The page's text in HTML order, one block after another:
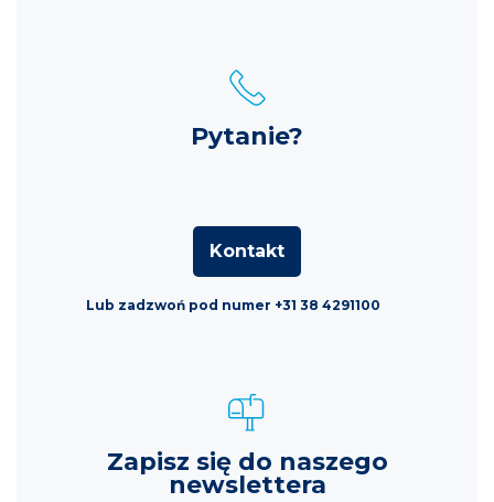
Pytanie?
Kontakt
Lub zadzwoń pod numer +31 38 4291100
Zapisz się do naszego
newslettera